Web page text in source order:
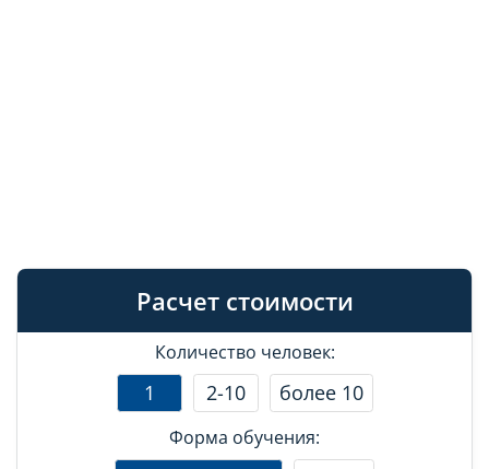
Расчет стоимости
Количество человек:
1 2-10 более 10
Форма обучения: